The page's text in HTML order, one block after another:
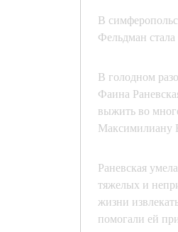
В
Фельдман
В голодном
Фаина
выжить во
Максимилиану
Раневская
тяжелых и
жизни
помогали ей